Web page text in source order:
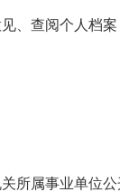
、查阅个人档
所属事业单位